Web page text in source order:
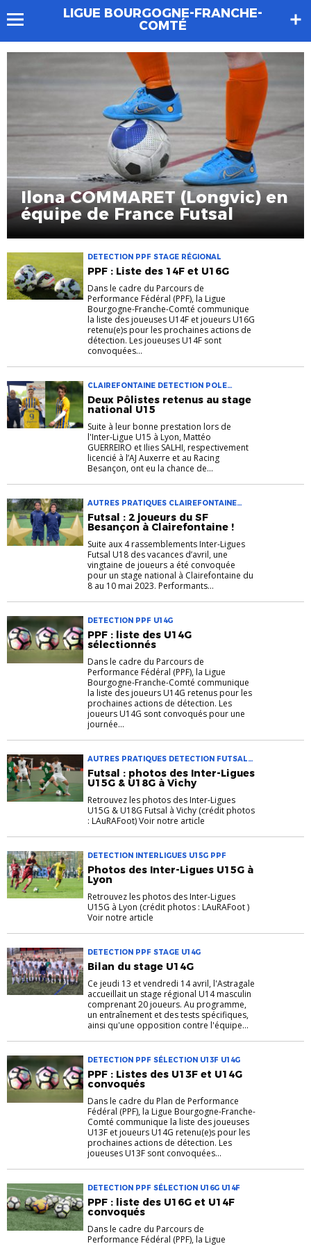
LIGUE BOURGOGNE-FRANCHE-
COMTÉ
Ilona COMMARET (Longvic) en
équipe de France Futsal
DETECTION PPF STAGE RÉGIONAL
PPF : Liste des 14F et U16G
Dans le cadre du Parcours de
Performance Fédéral (PPF), la Ligue
Bourgogne-Franche-Comté communique
la liste des joueuses U14F et joueurs U16G
retenu(e)s pour les prochaines actions de
détection. Les joueuses U14F sont
convoquées...
CLAIREFONTAINE DETECTION POLE
ESPOIRS PPF STAGE NATIONAL
Deux Pôlistes retenus au stage
national U15
Suite à leur bonne prestation lors de
l'Inter-Ligue U15 à Lyon, Mattéo
GUERREIRO et Ilies SALHI, respectivement
licencié à l’AJ Auxerre et au Racing
Besançon, ont eu la chance de...
AUTRES PRATIQUES CLAIREFONTAINE
DETECTION FUTSAL U18G FUTSAL
Futsal : 2 joueurs du SF
Besançon à Clairefontaine !
Suite aux 4 rassemblements Inter-Ligues
Futsal U18 des vacances d’avril, une
vingtaine de joueurs a été convoquée
pour un stage national à Clairefontaine du
8 au 10 mai 2023. Performants...
DETECTION PPF U14G
PPF : liste des U14G
sélectionnés
Dans le cadre du Parcours de
Performance Fédéral (PPF), la Ligue
Bourgogne-Franche-Comté communique
la liste des joueurs U14G retenus pour les
prochaines actions de détection. Les
joueurs U14G sont convoqués pour une
journée...
AUTRES PRATIQUES DETECTION FUTSAL
INTER-LIGUES U15G U18G
Futsal : photos des Inter-Ligues
U15G & U18G à Vichy
Retrouvez les photos des Inter-Ligues
U15G & U18G Futsal à Vichy (crédit photos
: LAuRAFoot) Voir notre article
DETECTION INTERLIGUES U15G PPF
Photos des Inter-Ligues U15G à
Lyon
Retrouvez les photos des Inter-Ligues
U15G à Lyon (crédit photos : LAuRAFoot )
Voir notre article
DETECTION PPF STAGE U14G
Bilan du stage U14G
Ce jeudi 13 et vendredi 14 avril, l'Astragale
accueillait un stage régional U14 masculin
comprenant 20 joueurs. Au programme,
un entraînement et des tests spécifiques,
ainsi qu'une opposition contre l'équipe...
DETECTION PPF SÉLECTION U13F U14G
PPF : Listes des U13F et U14G
convoqués
Dans le cadre du Plan de Performance
Fédéral (PPF), la Ligue Bourgogne-Franche-
Comté communique la liste des joueuses
U13F et joueurs U14G retenu(e)s pour les
prochaines actions de détection. Les
joueuses U13F sont convoquées...
DETECTION PPF SÉLECTION U16G U14F
PPF : liste des U16G et U14F
convoqués
Dans le cadre du Parcours de
Performance Fédéral (PPF), la Ligue